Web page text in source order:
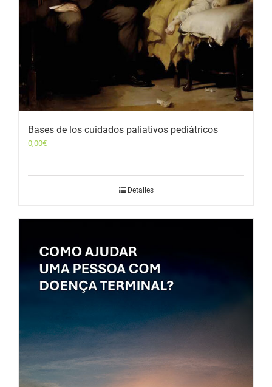
Bases de los cuidados paliativos pediátricos
0,00€
Detalles